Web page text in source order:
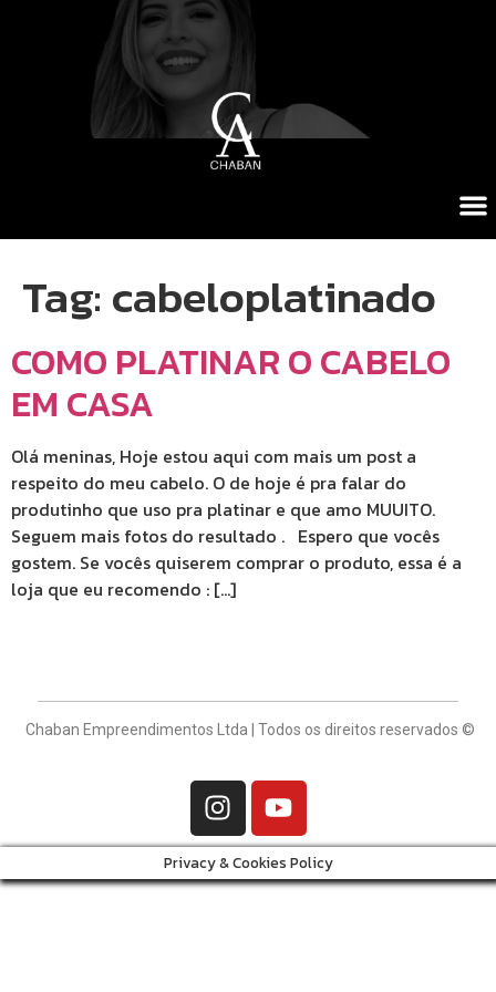
Tag: cabeloplatinado
COMO PLATINAR O CABELO
EM CASA
Olá meninas, Hoje estou aqui com mais um post a
respeito do meu cabelo. O de hoje é pra falar do
produtinho que uso pra platinar e que amo MUUITO.
Seguem mais fotos do resultado . Espero que vocês
gostem. Se vocês quiserem comprar o produto, essa é a
loja que eu recomendo : […]
Chaban Empreendimentos Ltda | Todos os direitos reservados ©
Privacy & Cookies Policy